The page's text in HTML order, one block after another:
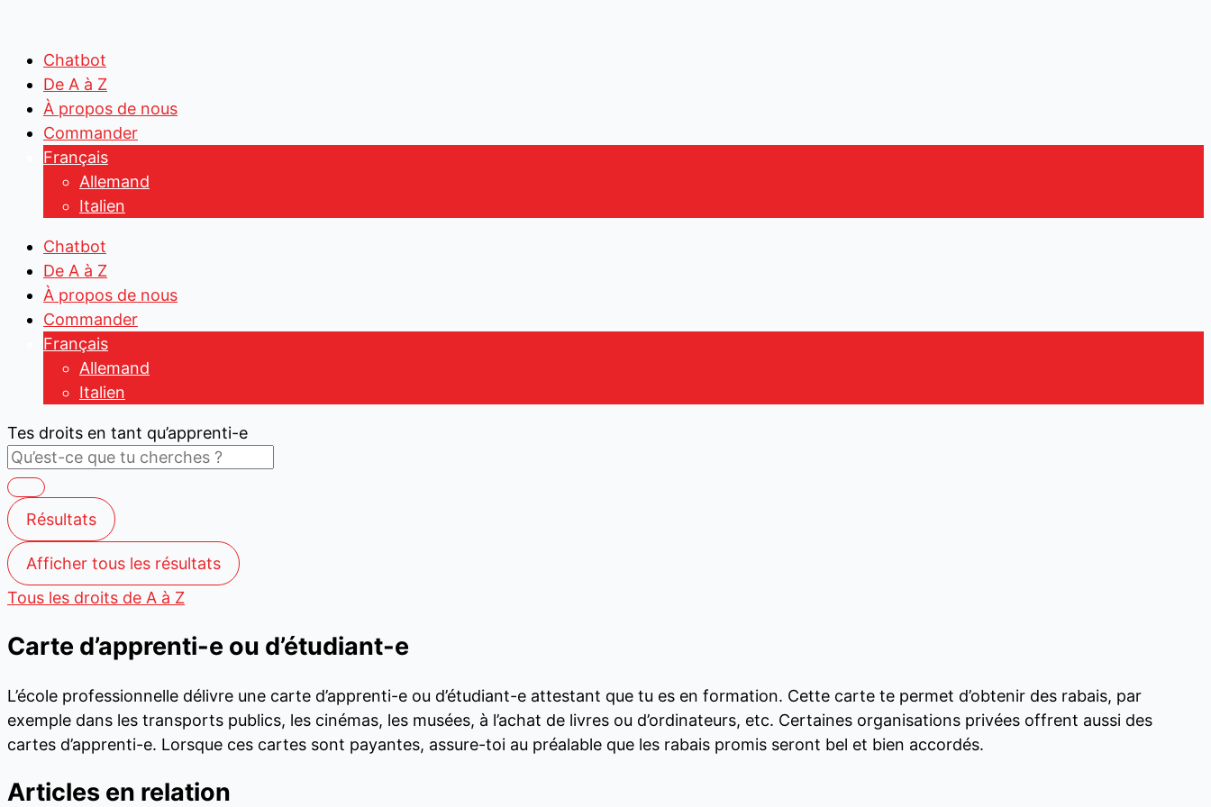
contenuChatbot
De A à Z
À propos de nous
Commander
Français
Allemand
Italien
Chatbot
De A à Z
À propos de nous
Commander
Français
Allemand
Italien
Tes droits en tant qu’apprenti-e
Résultats
Afficher tous les résultats
Tous les droits de A à Z
Carte d’apprenti-e ou d’étudiant-e
L’école professionnelle délivre une carte d’apprenti-e ou d’étudiant-e attestant que tu es en formation. Cette carte te permet d’obtenir des rabais, par
exemple dans les transports publics, les cinémas, les musées, à l’achat de livres ou d’ordinateurs, etc. Certaines organisations privées offrent aussi des
cartes d’apprenti-e. Lorsque ces cartes sont payantes, assure-toi au préalable que les rabais promis seront bel et bien accordés.
Articles en relation